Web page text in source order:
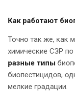
Как работают
Точно так же, как
химические СЗР по
разные типы
биопестицидов,
мелкие градации.